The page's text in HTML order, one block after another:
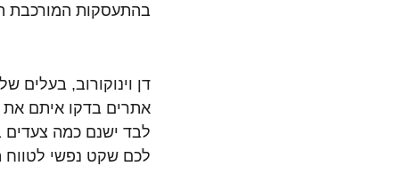
בהתעסקות המורכבת
דן וינוקורוב, בעלים
אתרים בדקו איתם
לבד ישנם כמה צעדים
לכם שקט נפשי